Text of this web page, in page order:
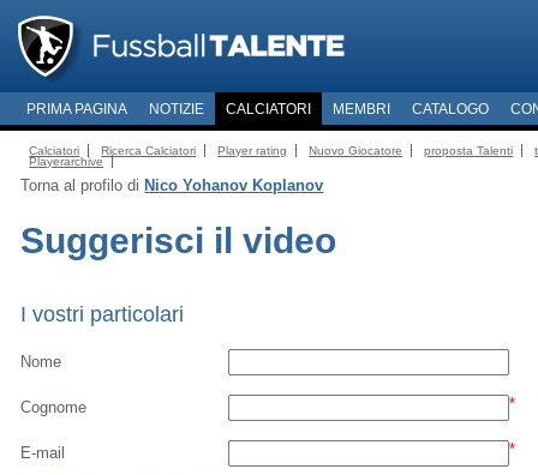
PRIMA PAGINA NOTIZIE CALCIATORI MEMBRI CATALOGO
Calciatori Ricerca Calciatori Player rating Nuovo Giocatore proposta Talenti
Playerarchive
Torna al profilo di Nico Yohanov Koplanov
Suggerisci il video
I vostri particolari
Nome
Cognome *
E-mail *